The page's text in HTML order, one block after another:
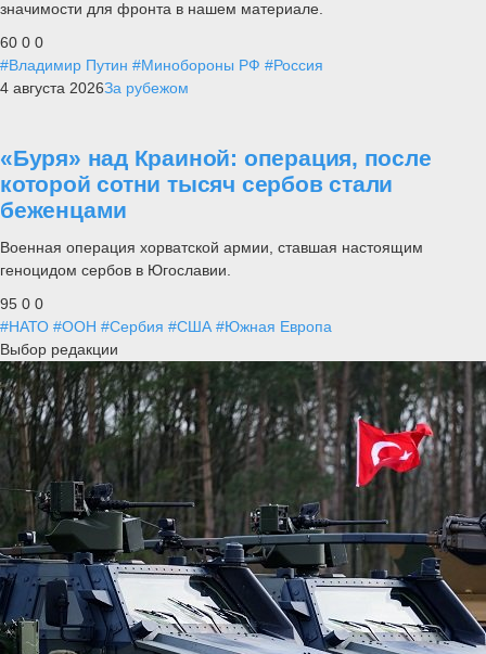
значимости для фронта в нашем материале.
60 0 0
#Владимир Путин #Минобороны РФ #Россия
4 августа 2026За рубежом
«Буря» над Краиной: операция, после
которой сотни тысяч сербов стали
беженцами
Военная операция хорватской армии, ставшая настоящим
геноцидом сербов в Югославии.
95 0 0
#НАТО #ООН #Сербия #США #Южная Европа
Выбор редакции